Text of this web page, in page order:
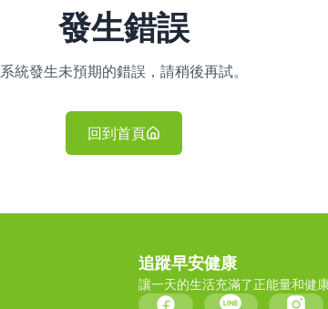
發生錯誤
系統發生未預期的錯誤，請稍後再試。
回到首頁
追蹤早安健康
讓一天的生活充滿了正能量和健